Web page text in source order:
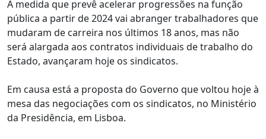
A medida que prevê acelerar progressões na função
pública a partir de 2024 vai abranger trabalhadores que
mudaram de carreira nos últimos 18 anos, mas não
será alargada aos contratos individuais de trabalho do
Estado, avançaram hoje os sindicatos.
Em causa está a proposta do Governo que voltou hoje à
mesa das negociações com os sindicatos, no Ministério
da Presidência, em Lisboa.